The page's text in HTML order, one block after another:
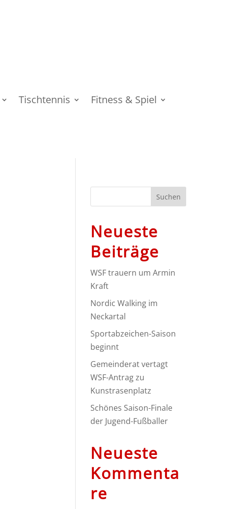
Tischtennis Fitness & Spiel
Suchen
Neueste
Beiträge
WSF trauern um Armin
Kraft
Nordic Walking im
Neckartal
Sportabzeichen-Saison
beginnt
Gemeinderat vertagt
WSF-Antrag zu
Kunstrasenplatz
Schönes Saison-Finale
der Jugend-Fußballer
Neueste
Kommenta
re